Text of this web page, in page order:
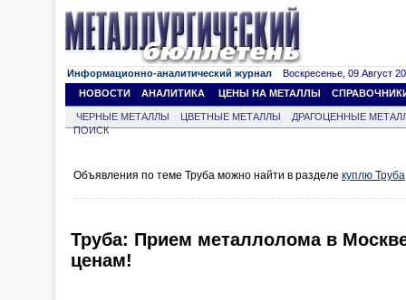
Информационно-аналитический журнал Воскресенье, 09 Август
НОВОСТИ
АНАЛИТИКА ЦЕНЫ НА МЕТАЛЛЫ
ЧЕРНЫЕ МЕТАЛЛЫ ЦВЕТНЫЕ МЕТАЛЛЫ
ДРАГОЦЕННЫЕ
ПОИСК
Объявления по теме Труба можно найти в разделе куплю Труба
Труба: Прием металлолома в
ценам!